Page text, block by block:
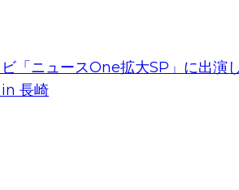
「ニュースOne拡大SP」に出演
長崎